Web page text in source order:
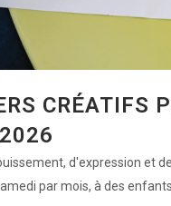
CRÉATIFS
d'expression et
par mois, à des